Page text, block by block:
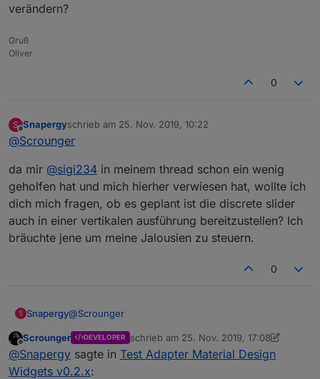
verändern?
Gruß
Oliver
0
S
Offline
Snapergyschrieb am 25. Nov. 2019, 10:22
zuletzt editiert von
@Scrounger
da mir @sigi234 in meinem thread schon ein wenig
geholfen hat und mich hierher verwiesen hat, wollte ich
dich mich fragen, ob es geplant ist die discrete slider
auch in einer vertikalen ausführung bereitzustellen? Ich
bräuchte jene um meine Jalousien zu steuern.
0
S Snapergy@Scrounger
da mir@sigi234in meinem thread schon ein wenig
geholfen hat und mich hierher verwiesen hat, wollte
ich dich mich fragen, ob es geplant ist die discrete
Offline
Scrounger DEVELOPER schrieb am 25. Nov. 2019, 17:08
zuletzt editiert von Scrounger
@Snapergy sagte in Test Adapter Material Design
Widgets v0.2.x: